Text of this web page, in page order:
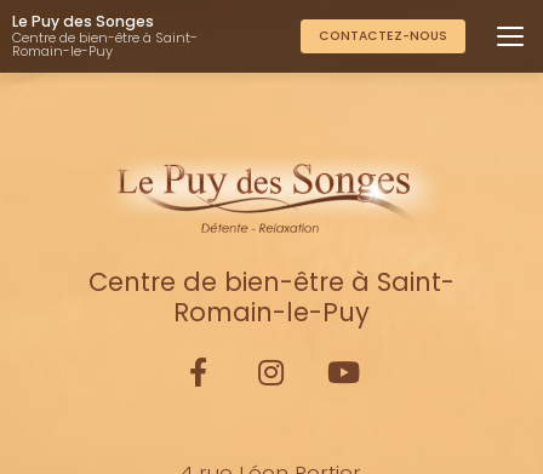
Aller
au
contenu
principal
Le Puy des Songes
Centre de bien-être à Saint-
Romain-le-Puy
CONTACTEZ-NOUS
Centre de bien-être à Saint-
Romain-le-Puy